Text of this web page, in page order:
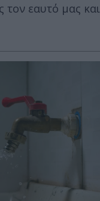
τον εαυτό μας και